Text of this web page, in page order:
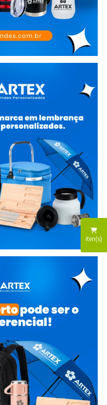
iten(s)